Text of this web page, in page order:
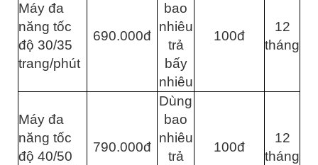
Máy đa
năng tốc
độ 30/35
trang/phút
690.000đ
bao
nhiêu
trả
bấy
nhiêu
100đ
12
tháng
Máy đa
năng tốc
độ 40/50
790.000đ
Dùng
bao
nhiêu
trả
100đ
12
tháng